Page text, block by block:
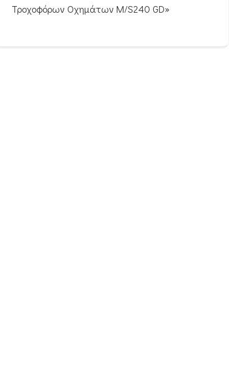
Τροχοφόρων Οχημάτων M/S240 GD»